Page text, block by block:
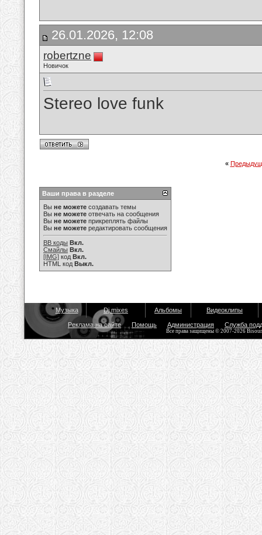
26.01.2026, 12:08
robertzne
Новичок
Stereo love funk
«
Ваши права в разделе
Вы не можете создавать темы
Вы не можете отвечать на сообщения
Вы не можете прикреплять файлы
Вы не можете редактировать сообщения
BB коды Вкл.
Смайлы Вкл.
[IMG] код Вкл.
HTML код Выкл.
Музыка Dj mixes Альбомы Видеоклипы
Реклама на сайте Помощь Администрация Служба
Все права защищены © 2007-2026